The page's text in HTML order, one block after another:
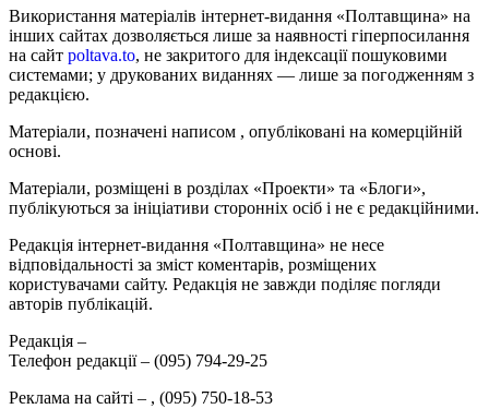
Використання матеріалів інтернет-видання «Полтавщина» на
інших сайтах дозволяється лише за наявності гіперпосилання
на сайт poltava.to, не закритого для індексації пошуковими
системами; у друкованих виданнях — лише за погодженням з
редакцією.
Матеріали, позначені написом , опубліковані на комерційній
основі.
Матеріали, розміщені в розділах «Проекти» та «Блоги»,
публікуються за ініціативи сторонніх осіб і не є редакційними.
Редакція інтернет-видання «Полтавщина» не несе
відповідальності за зміст коментарів, розміщених
користувачами сайту. Редакція не завжди поділяє погляди
авторів публікацій.
Редакція –
Телефон редакції – (095) 794-29-25
Реклама на сайті – , (095) 750-18-53